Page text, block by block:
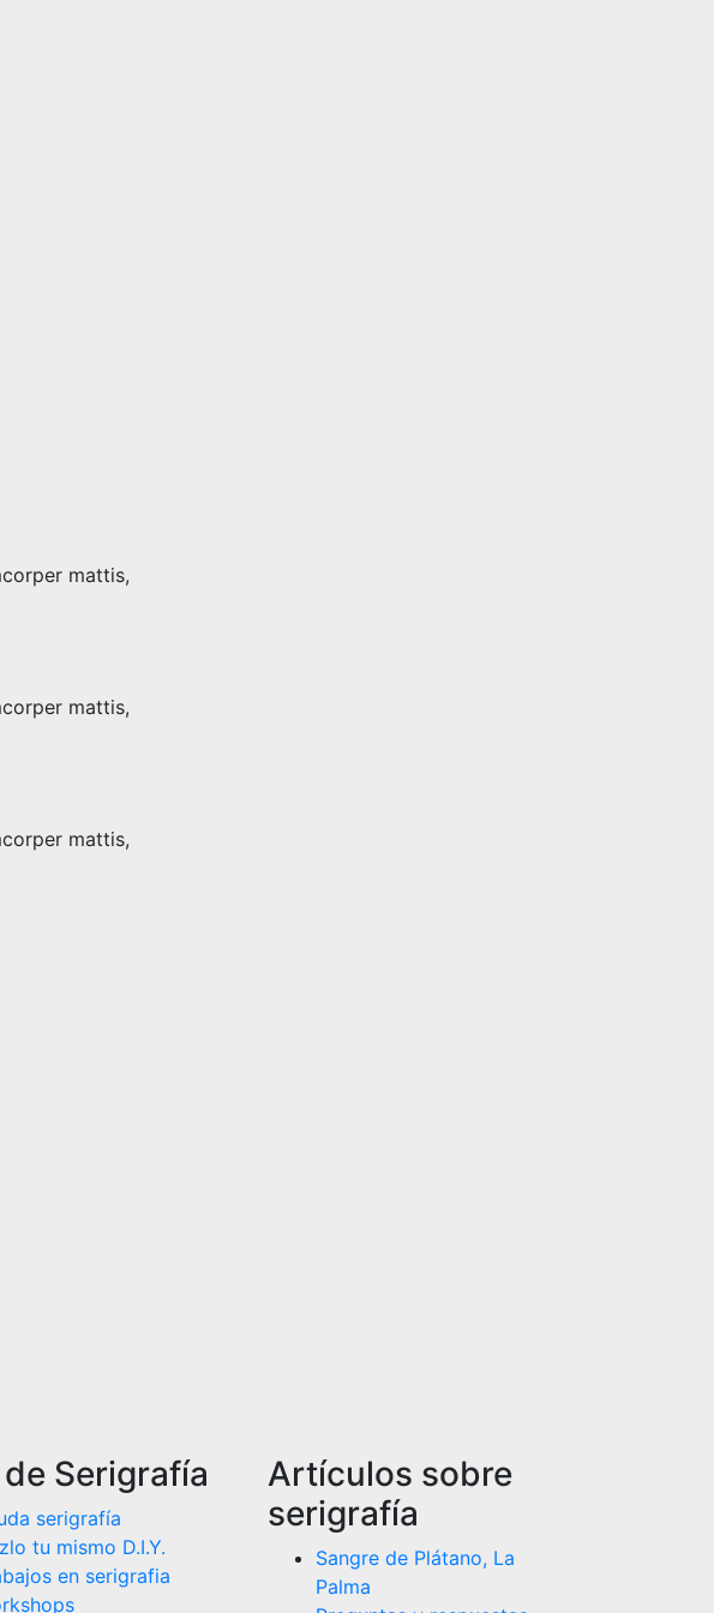
mattis,
mattis,
mattis,
Serigrafía
serigrafía
tu mismo D.I.Y.
en serigrafia
Artículos sobre
serigrafía
Sangre de Plátano, La
Palma